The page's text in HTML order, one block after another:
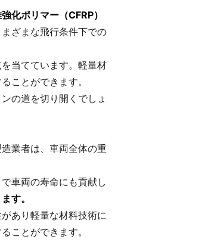
化ポリマー（CFRP）
ざまな飛行条件下での
当てています。軽量材
ことができます。
の道を切り開くでしょ
業者は、車両全体の重
車両の寿命にも貢献し
す。
あり軽量な材料技術に
ことができます。